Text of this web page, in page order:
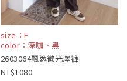
size：F
color：深咖、黑
2603064飄逸微光澤褲
1080